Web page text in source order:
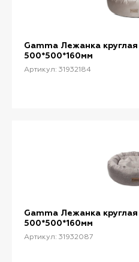
Gamma Лежанка
500*500*160мм
Артикул: 31932184
Gamma Лежанка
500*500*160мм
Артикул: 31932087